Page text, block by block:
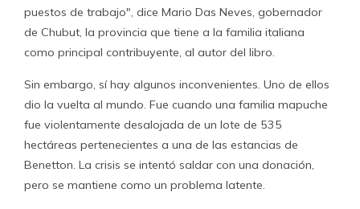
puestos de trabajo", dice Mario Das Neves, gobernador
de Chubut, la provincia que tiene a la familia italiana
como principal contribuyente, al autor del libro.
Sin embargo, sí hay algunos inconvenientes. Uno de ellos
dio la vuelta al mundo. Fue cuando una familia mapuche
fue violentamente desalojada de un lote de 535
hectáreas pertenecientes a una de las estancias de
Benetton. La crisis se intentó saldar con una donación,
pero se mantiene como un problema latente.